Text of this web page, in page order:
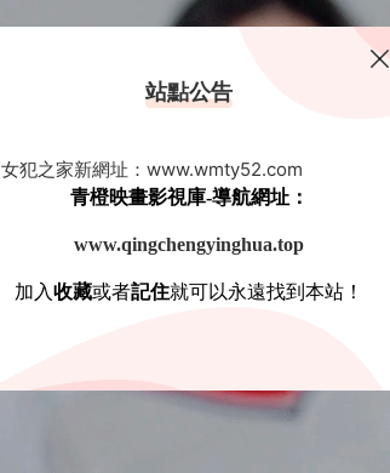
站點公告
女犯之家新網址：www.wmty52.com
青橙映畫影視庫-導航網址：
www.qingchengyinghua.top
加入收藏或者記住就可以永遠找到本站！